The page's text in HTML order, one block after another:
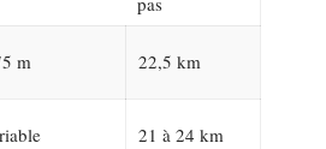
m 22,5 km
21 à 24 km